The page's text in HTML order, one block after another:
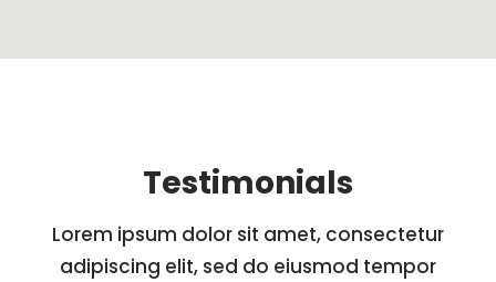
Testimonials
Lorem ipsum dolor sit amet, consectetur
adipiscing elit, sed do eiusmod tempor